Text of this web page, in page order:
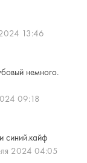
13:46
немного.
09:18
синий.кайф
2024 04:05